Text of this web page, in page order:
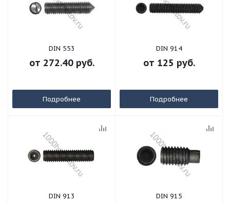
DIN 553
от 272.40 руб.
Подробнее
DIN 914
от 125 руб.
Подробнее
DIN 913 DIN 915